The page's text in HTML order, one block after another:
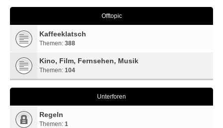
Offtopic
Kaffeeklatsch
Themen: 388
Kino, Film, Fernsehen, Musik
Themen: 104
Unterforen
Regeln
Themen: 1